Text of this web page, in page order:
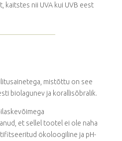
kaitstes nii UVA kui UVB eest
mistõttu on see
biolagunev ja korallisõbralik.
et sellel tootel ei ole naha
ökoloogiline ja pH-